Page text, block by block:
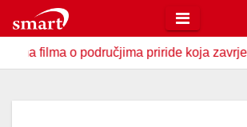
to
contento područjima priride koja zavrjeđuju